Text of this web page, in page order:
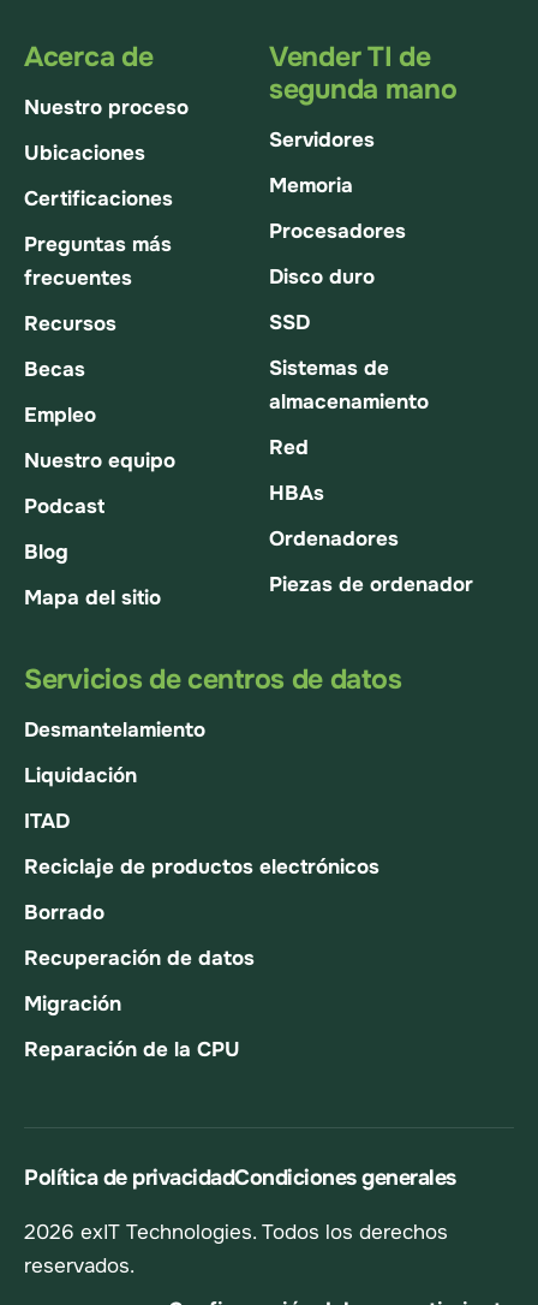
Acerca de
Nuestro proceso
Ubicaciones
Certificaciones
Preguntas más
frecuentes
Recursos
Becas
Empleo
Nuestro equipo
Podcast
Blog
Mapa del sitio
Vender TI de
segunda mano
Servidores
Memoria
Procesadores
Disco duro
SSD
Sistemas de
almacenamiento
Red
HBAs
Ordenadores
Piezas de ordenador
Servicios de centros de datos
Desmantelamiento
Liquidación
ITAD
Reciclaje de productos electrónicos
Borrado
Recuperación de datos
Migración
Reparación de la CPU
2026 exIT Technologies. Todos los derechos
reservados.
Política de privacidadCondiciones generales